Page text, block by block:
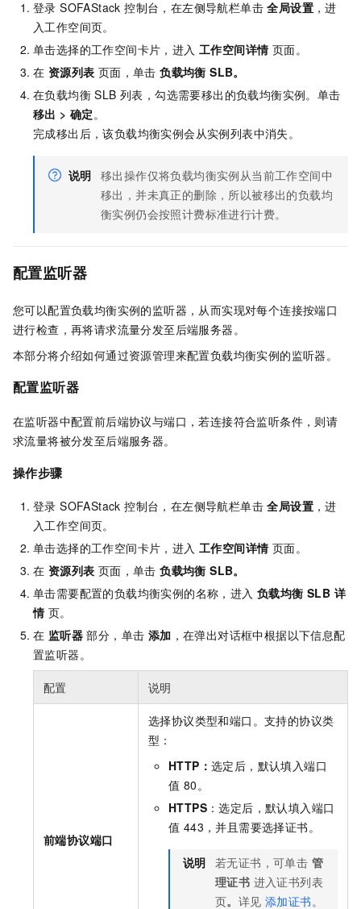
登录 SOFAStack 控制台，在左侧导航栏单击全局设置 ，进
入工作空间页。
单击选择的工作空间卡片，进入 工作空间详情页面。
在 资源列表 页面，单击负载均衡 SLB。
在负载均衡 SLB 列表，勾选需要移出的负载均衡实例。单击
移出 > 确定 。
完成移出后，该负载均衡实例会从实例列表中消失。
说明 移出操作仅将负载均衡实例从当前工作空间中
移出，并未真正的删除，所以被移出的负载均
衡实例仍会按照计费标准进行计费。
配置监听器
您可以配置负载均衡实例的监听器，从而实现对每个连接按端口
进行检查，再将请求流量分发至后端服务器。
本部分将介绍如何通过资源管理来配置负载均衡实例的监听器。
配置监听器
在监听器中配置前后端协议与端口，若连接符合监听条件，则请
求流量将被分发至后端服务器。
操作步骤
登录 SOFAStack 控制台，在左侧导航栏单击全局设置 ，进
入工作空间页。
单击选择的工作空间卡片，进入 工作空间详情页面。
在 资源列表 页面，单击负载均衡 SLB。
单击需要配置的负载均衡实例的名称，进入 负载均衡 SLB 详
情 页。
在 监听器 部分，单击 添加 ，在弹出对话框中根据以下信息配
置监听器。
配置 说明
前端协议端口
选择协议类型和端口。支持的协议类
型：
HTTP： 选定后，默认填入端口
值 80。
HTTPS ：选定后，默认填入端口
值 443，并且需要选择证书。
说明 若无证书，可单击 管
理证书 进入证书列表
页。 详见添加证书。